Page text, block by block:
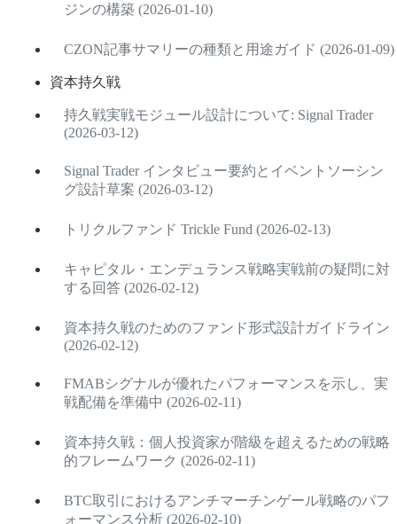
ジンの構築 (2026-01-10)
CZON記事サマリーの種類と用途ガイド (2026-01-09)
資本持久戦
持久戦実戦モジュール設計について: Signal Trader
(2026-03-12)
Signal Trader インタビュー要約とイベントソーシン
グ設計草案 (2026-03-12)
トリクルファンド Trickle Fund (2026-02-13)
キャピタル・エンデュランス戦略実戦前の疑問に対
する回答 (2026-02-12)
資本持久戦のためのファンド形式設計ガイドライン
(2026-02-12)
FMABシグナルが優れたパフォーマンスを示し、実
戦配備を準備中 (2026-02-11)
資本持久戦：個人投資家が階級を超えるための戦略
的フレームワーク (2026-02-11)
BTC取引におけるアンチマーチンゲール戦略のパフ
ォーマンス分析 (2026-02-10)